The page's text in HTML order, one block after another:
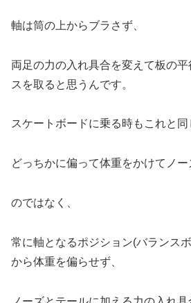
軸は筒の上からブラさず、
両足の力の入れ具合を変えて板の
スを取ると思うんです。
スケートボードに乗る時もこれと同
どっちかに偏って体重をかけてノー
のではなく、
常に軸となるポジション(バランス
から体重を偏らせず、